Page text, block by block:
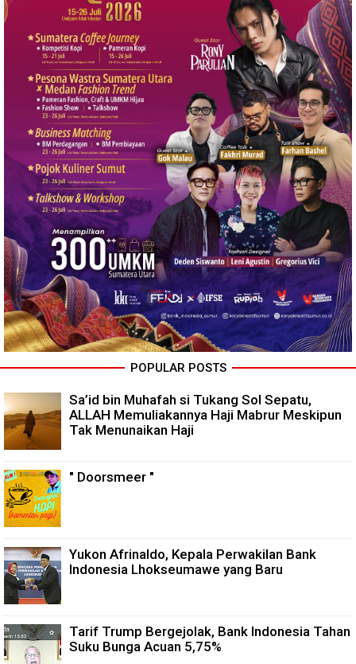
POPULAR POSTS
Sa’id bin Muhafah si Tukang Sol Sepatu,
ALLAH Memuliakannya Haji Mabrur Meskipun
Tak Menunaikan Haji
" Doorsmeer "
Yukon Afrinaldo, Kepala Perwakilan Bank
Indonesia Lhokseumawe yang Baru
Tarif Trump Bergejolak, Bank Indonesia Tahan
Suku Bunga Acuan 5,75%